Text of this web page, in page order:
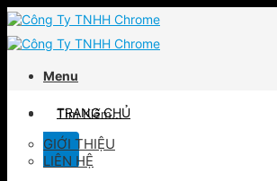
Skip
to
content
Menu
kiếm:
TRANG CHỦ
GIỚI THIỆU
LIÊN HỆ